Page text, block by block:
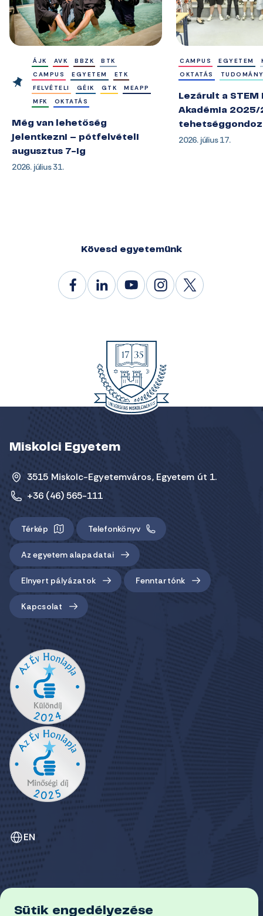
ÁJK AVK BBZK
BTK
CAMPUS
EGYETEM
ETK
FELVÉTELI
GÉIK GTK
MEAPP
MFK
OKTATÁS
Még van lehetőség
jelentkezni – pótfelvételi
augusztus 7-ig
2026. július 31.
CAMPUS EGYETEM
OKTATÁS
Lezárult a STEM
Akadémia
2026. július 17.
Kövesd egyetemünk
Miskolci Egyetem
3515 Miskolc-Egyetemváros, Egyetem út 1.
+36 (46) 565-111
Térkép Telefonkönyv
Az egyetem alapadatai
Elnyert pályázatok Fenntartónk
Kapcsolat
EN
Sütik engedélyezése